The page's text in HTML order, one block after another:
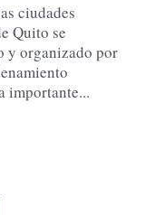
ciudades
Quito se
y organizado por
importante...